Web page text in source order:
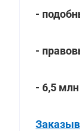
-
-
- 6,5